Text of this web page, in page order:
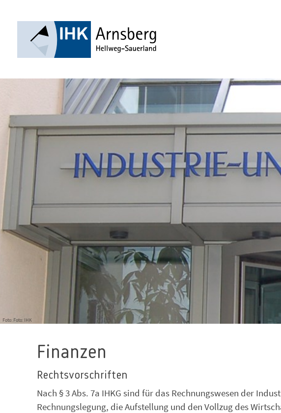
Foto: Foto: IHK
Finanzen
Rechtsvorschriften
Nach § 3 Abs. 7a IHKG sind für das Rechnungswesen der
Rechnungslegung, die Aufstellung und den Vollzug des